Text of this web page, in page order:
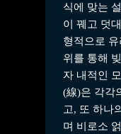
식에 맞는
이 꿰고 덧
형적으로 유
위를 통해
자 내적인
(線)은 각각
고, 또 하나
며 비로소